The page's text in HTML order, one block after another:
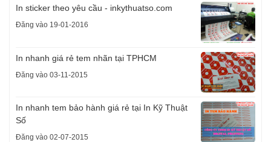
In sticker theo yêu cầu - inkythuatso.com
Đăng vào 19-01-2016
In nhanh giá rẻ tem nhãn tại TPHCM
Đăng vào 03-11-2015
In nhanh tem bảo hành giá rẻ tại In Kỹ Thuật
Số
Đăng vào 02-07-2015